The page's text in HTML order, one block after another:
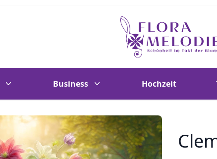
Flora Melodie - Unser
Business Hochzeit